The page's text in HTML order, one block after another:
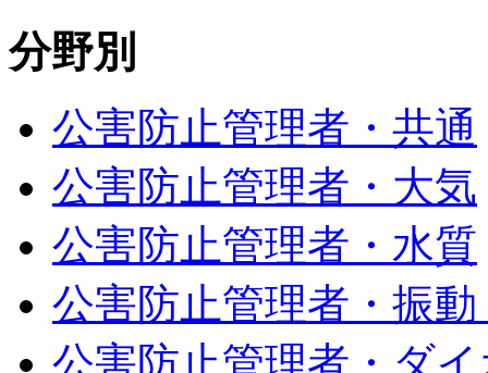
分野別
公害防止管理者・共通
公害防止管理者・大気
公害防止管理者・水質
公害防止管理者・振
公害防止管理者・ダ